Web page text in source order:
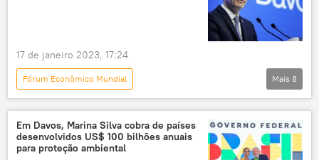
17 de janeiro 2023, 17:24
Fórum Econômico Mundial
Panorama internacional
Espanha
Rússia
Europa
Pedro Sánchez
Davos
Ucrânia
União Europeia
Mais 8
Em Davos, Marina Silva cobra de países
desenvolvidos US$ 100 bilhões anuais
para proteção ambiental